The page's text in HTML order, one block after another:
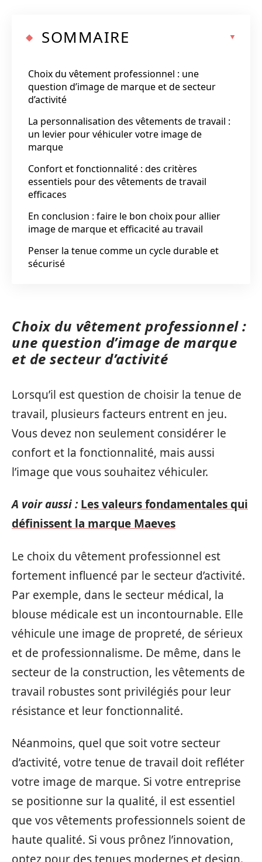
SOMMAIRE
Choix du vêtement professionnel : une
question d’image de marque et de secteur
d’activité
La personnalisation des vêtements de travail :
un levier pour véhiculer votre image de
marque
Confort et fonctionnalité : des critères
essentiels pour des vêtements de travail
efficaces
En conclusion : faire le bon choix pour allier
image de marque et efficacité au travail
Penser la tenue comme un cycle durable et
sécurisé
Choix du vêtement professionnel :
une question d’image de marque
et de secteur d’activité
Lorsqu’il est question de choisir la tenue de
travail, plusieurs facteurs entrent en jeu.
Vous devez non seulement considérer le
confort et la fonctionnalité, mais aussi
l’image que vous souhaitez véhiculer.
A voir aussi : Les valeurs fondamentales qui
définissent la marque Maeves
Le choix du vêtement professionnel est
fortement influencé par le secteur d’activité.
Par exemple, dans le secteur médical, la
blouse médicale est un incontournable. Elle
véhicule une image de propreté, de sérieux
et de professionnalisme. De même, dans le
secteur de la construction, les vêtements de
travail robustes sont privilégiés pour leur
résistance et leur fonctionnalité.
Néanmoins, quel que soit votre secteur
d’activité, votre tenue de travail doit refléter
votre image de marque. Si votre entreprise
se positionne sur la qualité, il est essentiel
que vos vêtements professionnels soient de
haute qualité. Si vous prônez l’innovation,